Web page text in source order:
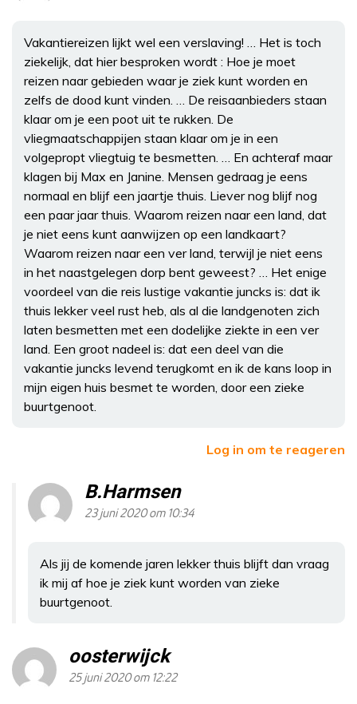
Vakantiereizen lijkt wel een verslaving! … Het is toch
ziekelijk, dat hier besproken wordt : Hoe je moet
reizen naar gebieden waar je ziek kunt worden en
zelfs de dood kunt vinden. … De reisaanbieders staan
klaar om je een poot uit te rukken. De
vliegmaatschappijen staan klaar om je in een
volgepropt vliegtuig te besmetten. … En achteraf maar
klagen bij Max en Janine. Mensen gedraag je eens
normaal en blijf een jaartje thuis. Liever nog blijf nog
een paar jaar thuis. Waarom reizen naar een land, dat
je niet eens kunt aanwijzen op een landkaart?
Waarom reizen naar een ver land, terwijl je niet eens
in het naastgelegen dorp bent geweest? … Het enige
voordeel van die reis lustige vakantie juncks is: dat ik
thuis lekker veel rust heb, als al die landgenoten zich
laten besmetten met een dodelijke ziekte in een ver
land. Een groot nadeel is: dat een deel van die
vakantie juncks levend terugkomt en ik de kans loop in
mijn eigen huis besmet te worden, door een zieke
buurtgenoot.
Log in om te reageren
B.Harmsen
23 juni 2020 om 10:34
Als jij de komende jaren lekker thuis blijft dan vraag
ik mij af hoe je ziek kunt worden van zieke
buurtgenoot.
oosterwijck
25 juni 2020 om 12:22